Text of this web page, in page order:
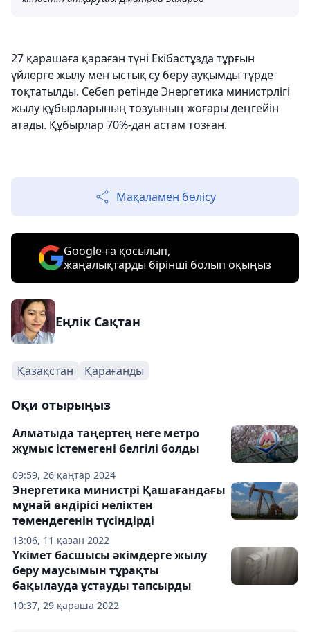
27 қарашаға қараған түні Екібастұзда тұрғын
үйлерге жылу мен ыстық су беру ауқымды түрде
тоқтатылды. Себеп ретінде Энергетика министрлігі
жылу құбырларының тозуының жоғары деңгейін
атады. Құбырлар 70%-дан астам тозған.
Мақаламен бөлісу
Google-ға қосылып,
жаңалықтарды бірінші болып оқыңыз
Еңлік Сақтан
Қазақстан Қарағанды
Оқи отырыңыз
09:59, 26 қаңтар 2024
Алматыда таңертең неге метро
жұмыс істемегені белгілі болды
13:06, 11 қазан 2022
Энергетика министрі Қашағандағы
мұнай өндірісі неліктен
төмендегенін түсіндірді
10:37, 29 қараша 2022
Үкімет басшысы әкімдерге жылу
беру маусымын тұрақты
бақылауда ұстауды тапсырды